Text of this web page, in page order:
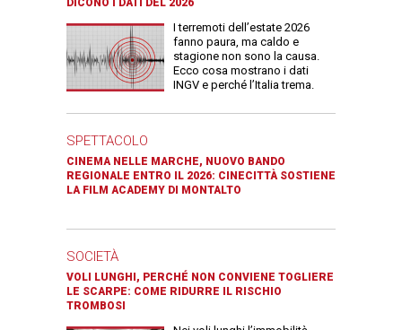
DICONO I DATI DEL 2026
I terremoti dell’estate 2026
fanno paura, ma caldo e
stagione non sono la causa.
Ecco cosa mostrano i dati
INGV e perché l’Italia trema.
SPETTACOLO
CINEMA NELLE MARCHE, NUOVO BANDO
REGIONALE ENTRO IL 2026: CINECITTÀ SOSTIENE
LA FILM ACADEMY DI MONTALTO
SOCIETÀ
VOLI LUNGHI, PERCHÉ NON CONVIENE TOGLIERE
LE SCARPE: COME RIDURRE IL RISCHIO
TROMBOSI